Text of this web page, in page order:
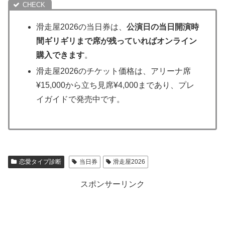
滑走屋2026の当日券は、公演日の当日開演時
間ギリギリまで席が残っていればオンライン
購入できます。
滑走屋2026のチケット価格は、アリーナ席
¥15,000から立ち見席¥4,000まであり、プレ
イガイドで発売中です。
恋愛タイプ診断 当日券 滑走屋2026
スポンサーリンク